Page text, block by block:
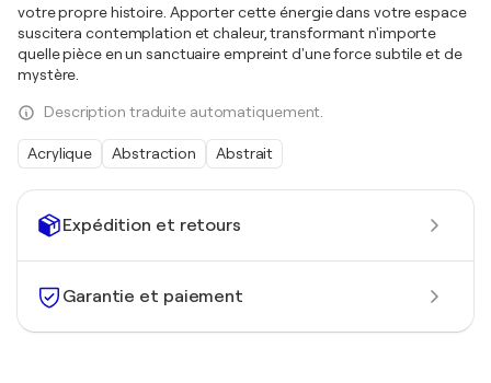
Expédition et retours
Garantie et paiement
votre propre histoire. Apporter cette énergie dans votre espace
suscitera contemplation et chaleur, transformant n'importe
quelle pièce en un sanctuaire empreint d'une force subtile et de
mystère.
Description traduite automatiquement.
Acrylique Abstraction Abstrait